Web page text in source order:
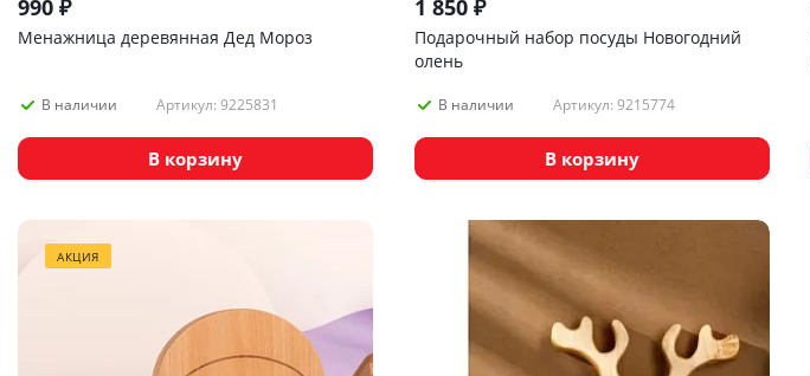
990 ₽
Менажница деревянная Дед Мороз
В наличии Артикул: 9225831
В корзину
1 850₽
Подарочный набор посуды Новогодний
олень
В наличии Артикул: 9215774
В корзину
АКЦИЯ